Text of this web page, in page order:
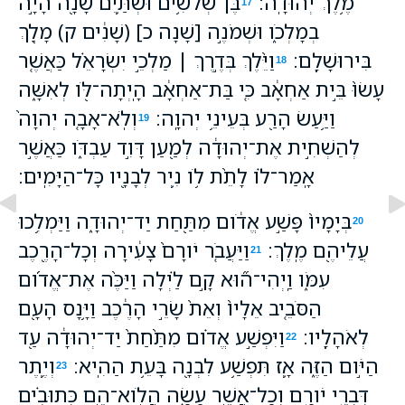
בְמָלְכֹ֑ו וּשְׁמֹנֶ֣ה [שָׁנָה כ] (שָׁנִ֔ים ק) מָלַ֖ךְ
בִּירוּשָׁלִָֽם׃
18 וַיֵּ֨לֶךְ בְּדֶ֣רֶךְ ׀ מַלְכֵ֣י יִשְׂרָאֵ֗ל כַּאֲשֶׁ֤ר
עָשׂוּ֙ בֵּ֣ית אַחְאָ֔ב כִּ֚י בַּת־אַחְאָ֔ב הָֽיְתָה־לֹּ֖ו לְאִשָּׁ֑ה
וַיַּ֥עַשׂ הָרַ֖ע בְּעֵינֵ֥י יְהוָֽה׃
19 וְלֹֽא־אָבָ֤ה יְהוָה֙
לְהַשְׁחִ֣ית אֶת־יְהוּדָ֔ה לְמַ֖עַן דָּוִ֣ד עַבְדֹּ֑ו כַּאֲשֶׁ֣ר
אָֽמַר־לֹ֗ו לָתֵ֨ת לֹ֥ו נִ֛יר לְבָנָ֖יו כָּל־הַיָּמִֽים׃
20בְּיָמָיו֙ פָּשַׁ֣ע אֱדֹ֔ום מִתַּ֖חַת יַד־יְהוּדָ֑ה וַיַּמְלִ֥כוּ
עֲלֵיהֶ֖ם מֶֽלֶךְ׃
21 וַיַּעֲבֹ֤ר יֹורָם֙ צָעִ֔ירָה וְכָל־הָרֶ֖כֶב
עִמֹּ֑ו וַֽיְהִי־ה֞וּא קָ֣ם לַ֗יְלָה וַיַּכֶּ֨ה אֶת־אֱדֹ֜ום
הַסֹּבֵ֤יב אֵלָיו֙ וְאֵת֙ שָׂרֵ֣י הָרֶ֔כֶב וַיָּ֥נָס הָעָ֖ם
לְאֹהָלָֽיו׃
22 וַיִּפְשַׁ֣ע אֱדֹ֗ום מִתַּ֙חַת֙ יַד־יְהוּדָ֔ה עַ֖ד
הַיֹּ֣ום הַזֶּ֑ה אָ֛ז תִּפְשַׁ֥ע לִבְנָ֖ה בָּעֵ֥ת הַהִֽיא׃
23 וְיֶ֛תֶר
דִּבְרֵ֥י יֹורָ֖ם וְכָל־אֲשֶׁ֣ר עָשָׂ֑ה הֲלֹֽוא־הֵ֣ם כְּתוּבִ֗ים